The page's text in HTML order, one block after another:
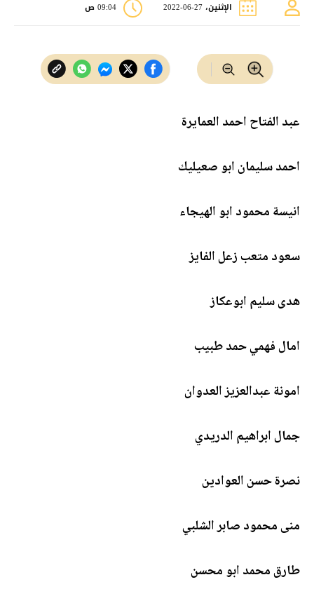
الإثنين، 27-06-2022 09:04 ص
عبد الفتاح احمد العمايرة
احمد سليمان ابو صعيليك
انيسة محمود ابو الهيجاء
سعود متعب زعل الفايز
هدى سليم ابوعكاز
امال فهمي حمد طبيب
امونة عبدالعزيز العدوان
جمال ابراهيم الدريدي
نصرة حسن العوادين
منى محمود صابر الشلبي
طارق محمد ابو محسن